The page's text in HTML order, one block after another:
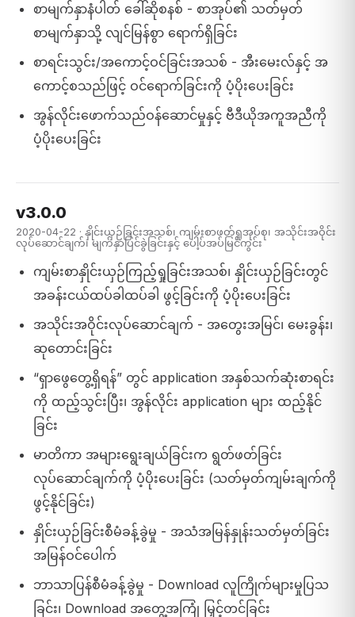
စာမျက်နှာနံပါတ် ခေါ်ဆိုစနစ် - စာအုပ်၏ သတ်မှတ်
စာမျက်နှာသို့ လျင်မြန်စွာ ရောက်ရှိခြင်း
စာရင်းသွင်း/အကောင့်ဝင်ခြင်းအသစ် - အီးမေးလ်နှင့် အ
ကောင့်စသည်ဖြင့် ဝင်ရောက်ခြင်းကို ပံ့ပိုးပေးခြင်း
အွန်လိုင်းဖောက်သည်ဝန်ဆောင်မှုနှင့် ဗီဒီယိုအကူအညီကို
ပံ့ပိုးပေးခြင်း
v3.0.0
2020-04-22 · နှိုင်းယှဉ်ခြင်းအသစ်၊ ကျမ်းစာဖတ်ရှုအုပ်စု၊ အသိုင်းအဝိုင်း
လုပ်ဆောင်ချက်၊ မျက်နှာပြင်ခွဲခြင်းနှင့် ပေါ့ပ်အပ်မြင်ကွင်း
ကျမ်းစာနှိုင်းယှဉ်ကြည့်ရှုခြင်းအသစ်၊ နှိုင်းယှဉ်ခြင်းတွင်
အခန်းငယ်ထပ်ခါထပ်ခါ ဖွင့်ခြင်းကို ပံ့ပိုးပေးခြင်း
အသိုင်းအဝိုင်းလုပ်ဆောင်ချက် - အတွေးအမြင်၊ မေးခွန်း၊
ဆုတောင်းခြင်း
“ရှာဖွေတွေ့ရှိရန်” တွင် application အနှစ်သက်ဆုံးစာရင်း
ကို ထည့်သွင်းပြီး၊ အွန်လိုင်း application များ ထည့်နိုင်
ခြင်း
မာတိကာ အများရွေးချယ်ခြင်းက ရွတ်ဖတ်ခြင်း
လုပ်ဆောင်ချက်ကို ပံ့ပိုးပေးခြင်း (သတ်မှတ်ကျမ်းချက်ကို
ဖွင့်နိုင်ခြင်း)
နှိုင်းယှဉ်ခြင်းစီမံခန့်ခွဲမှု - အသံအမြန်နှုန်းသတ်မှတ်ခြင်း
အမြန်ဝင်ပေါက်
ဘာသာပြန်စီမံခန့်ခွဲမှု - Download လူကြိုက်များမှုပြသ
ခြင်း၊ Download အတွေ့အကြုံ မြှင့်တင်ခြင်း